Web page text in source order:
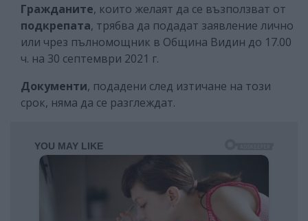
Гражданите, които желаят да се възползват от
подкрепата, трябва да подадат заявление лично
или чрез пълномощник в Община Видин до 17.00
ч. на 30 септември 2021 г.
Документи, подадени след изтичане на този
срок, няма да се разглеждат.